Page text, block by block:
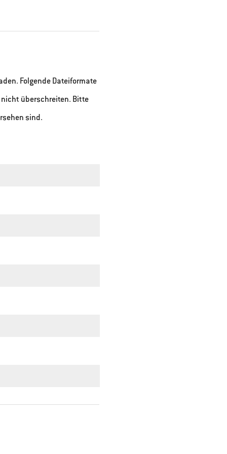
Folgende Dateiformate
nicht überschreiten. Bitte
sind.